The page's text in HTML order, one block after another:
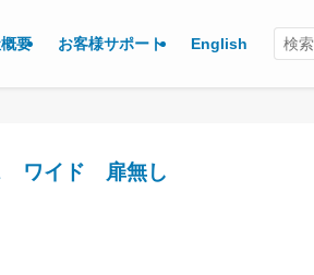
要 お客様サポート English
ワイド 扉無し